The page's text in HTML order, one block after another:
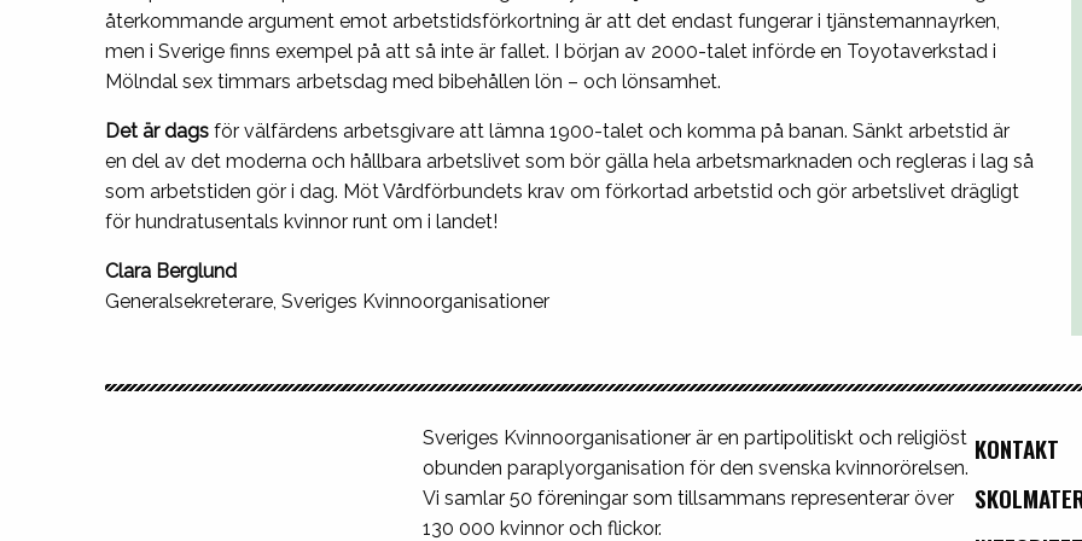
återkommande argument emot arbetstidsförkortning är att det endast fungerar i tjänstemannayrken,
men i Sverige finns exempel på att så inte är fallet. I början av 2000-talet införde en Toyotaverkstad i
Mölndal sex timmars arbetsdag med bibehållen lön – och lönsamhet.
Det är dags för välfärdens arbetsgivare att lämna 1900-talet och komma på banan. Sänkt arbetstid är
en del av det moderna och hållbara arbetslivet som bör gälla hela arbetsmarknaden och regleras i lag så
som arbetstiden gör i dag. Möt Vårdförbundets krav om förkortad arbetstid och gör arbetslivet drägligt
för hundratusentals kvinnor runt om i landet!
Clara Berglund
Generalsekreterare, Sveriges Kvinnoorganisationer
Sveriges Kvinnoorganisationer är en partipolitiskt och religiöst
obunden paraplyorganisation för den svenska kvinnorörelsen.
Vi samlar 50 föreningar som tillsammans representerar över
130 000 kvinnor och flickor.
KONTAKT